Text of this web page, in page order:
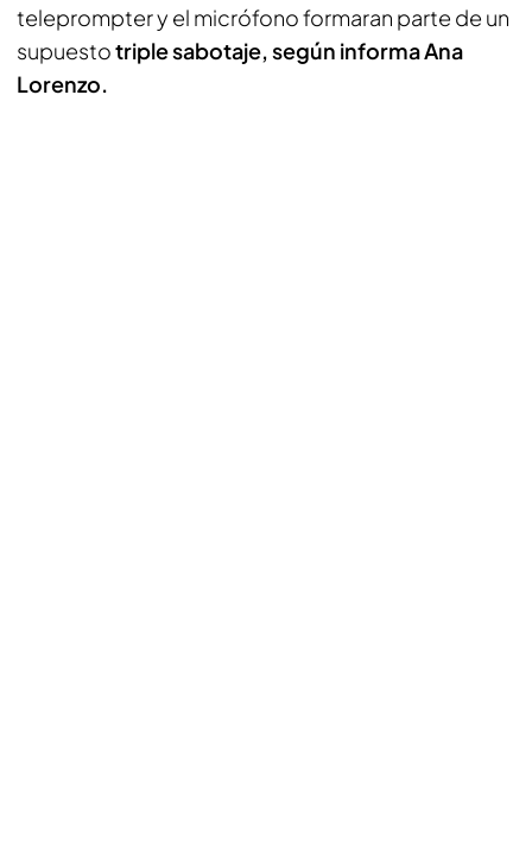
teleprompter y el micrófono formaran parte de un
supuestotriple sabotaje,según informa Ana
Lorenzo.